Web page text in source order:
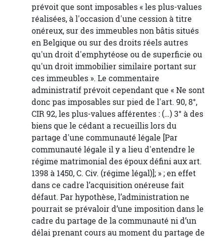
prévoit que sont imposables « les plus-values
réalisées, à l'occasion d'une cession à titre
onéreux, sur des immeubles non bâtis situés
en Belgique ou sur des droits réels autres
qu'un droit d'emphytéose ou de superficie ou
qu'un droit immobilier similaire portant sur
ces immeubles ». Le commentaire
administratif prévoit cependant que « Ne sont
donc pas imposables sur pied de l'art. 90, 8°,
CIR 92, les plus-values afférentes : (…) 3° à des
biens que le cédant a recueillis lors du
partage d'une communauté légale [Par
communauté légale il y a lieu d'entendre le
régime matrimonial des époux défini aux art.
1398 à 1450, C. Civ. (régime légal)]; » ; en effet
dans ce cadre l’acquisition onéreuse fait
défaut. Par hypothèse, l’administration ne
pourrait se prévaloir d’une imposition dans le
cadre du partage de la communauté ni d’un
délai prenant cours au moment du partage de